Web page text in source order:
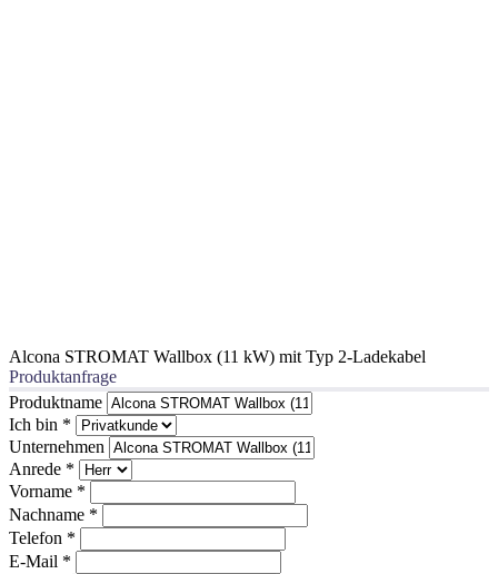
Alcona STROMAT Wallbox (11 kW) mit Typ 2-Ladekabel
Produktanfrage
Produktname
Ich bin *
Unternehmen
Anrede *
Vorname *
Nachname *
Telefon *
E-Mail *